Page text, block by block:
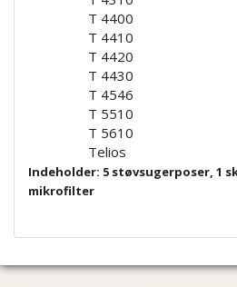
T 4400
T 4410
T 4420
T 4430
T 4546
T 5510
T 5610
Telios
Indeholder: 5 støvsugerposer, 1
mikrofilter